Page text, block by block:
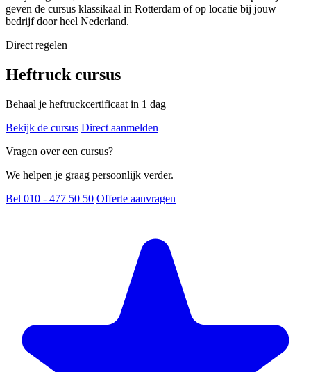
geven de cursus klassikaal in Rotterdam of op locatie bij jouw
bedrijf door heel Nederland.
Direct regelen
Heftruck cursus
Behaal je heftruckcertificaat in 1 dag
Bekijk de cursus Direct aanmelden
Vragen over een cursus?
We helpen je graag persoonlijk verder.
Bel 010 - 477 50 50 Offerte aanvragen